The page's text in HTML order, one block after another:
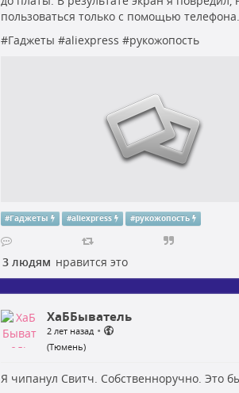
пользоваться только с помощью
#Гаджеты #aliexpress #рукожопость
#Гаджеты #aliexpress #рукожопость
3 людям нравится это
ХаББыватель
2 лет назад •
(Тюмень)
Я чипанул Свитч. Собственноручно. Это